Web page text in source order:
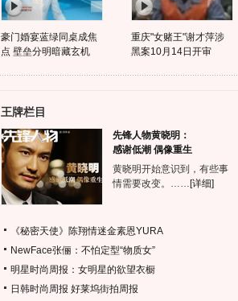
豪门婚宴蓝绿同桌成焦
点 壁垒分明暗藏玄机
重庆"女赌王"谢才萍涉
黑案10月14日开审
王牌栏目
先锋人物黄晓明：
感谢低潮 偶像重生
黄晓明开始意识到，有些事
情需要改变。…… [详细]
《秘密天使》陈翔情迷金素恩YURA
NewFace张俪：不怕定型“物质女”
明星时尚周报：女明星的欲望衣橱
日韩时尚周报 好莱坞街拍周报